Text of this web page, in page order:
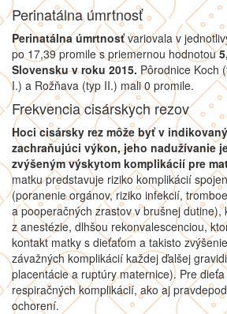
Perinatálna úmrtnosť
Perinatálna úmrtnosťvariovala v
po 17,39 promile s priemernou hodnotou
Slovensku v roku 2015. Pôrodnice Koch
I.) a Rožňava (typ II.) mali 0 promile.
Frekvencia cisárskych rezov
Hoci cisársky rez môže byť v
zachraňujúci výkon, jeho nadužívanie
zvýšeným výskytom komplikácií pre
matku predstavuje riziko komplikácií
(poranenie orgánov, riziko infekcií,
a pooperačných zrastov v brušnej dutine),
z anestézie, dlhšou rekonvalescenciou,
kontakt matky s dieťaťom a takisto
závažných komplikácií každej ďalšej
placentácie a ruptúry maternice). Pre
respiračných komplikácií, ako aj
ochorení.